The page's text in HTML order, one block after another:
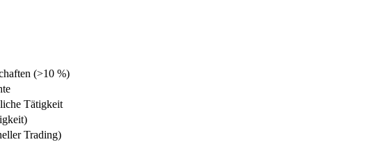
(>10 %)
Tätigkeit
Trading)